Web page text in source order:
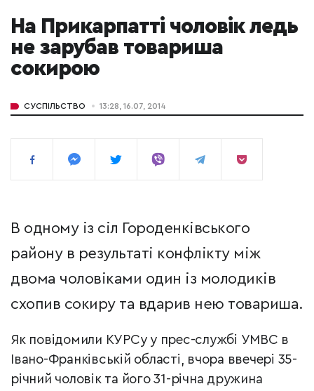
На Прикарпатті чоловік ледь
не зарубав товариша
сокирою
СУСПІЛЬСТВО 13:28, 16.07, 2014
В одному із сіл Городенківського
району в результаті конфлікту між
двома чоловіками один із молодиків
схопив сокиру та вдарив нею товариша.
Як повідомили КУРСу у прес-службі УМВС в
Івано-Франківській області, вчора ввечері 35-
річний чоловік та його 31-річна дружина